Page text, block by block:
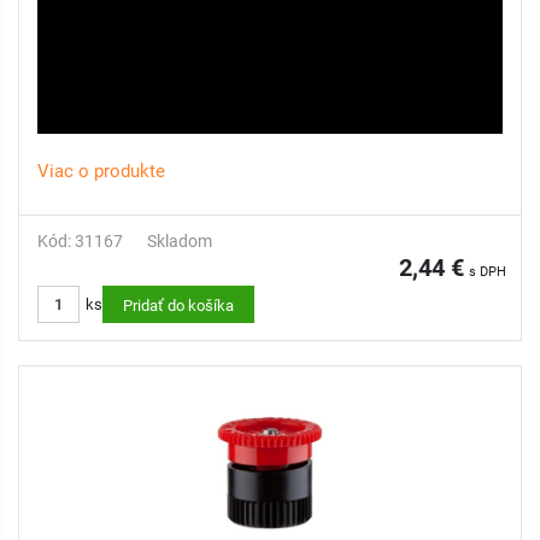
Viac o produkte
Kód: 31167 Skladom
2,44 € s DPH
ks Pridať do košíka